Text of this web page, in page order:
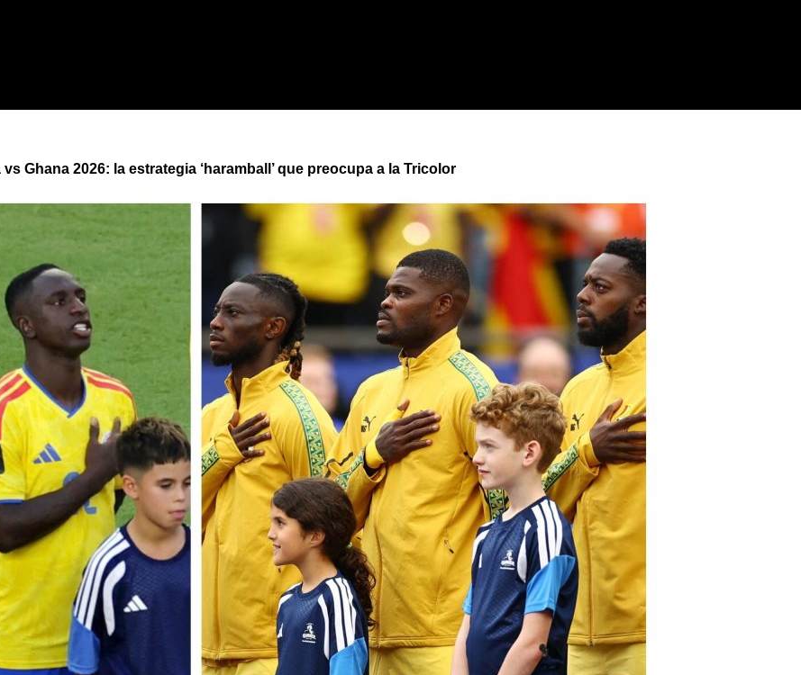
Ghana 2026: la estrategia ‘haramball’ que preocupa a la Tricolor